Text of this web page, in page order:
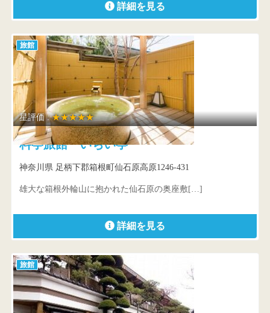
詳細を見る
旅館
星評価 :★★★★★
料亭旅館 いちい亭
神奈川県 足柄下郡箱根町仙石原高原1246-431
雄大な箱根外輪山に抱かれた仙石原の奥座敷[…]
詳細を見る
旅館